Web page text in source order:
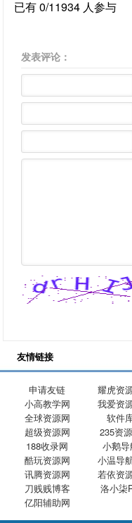
已有 0/11934 人参与
发表评论：
友情链接
申请友链 耀虎资
小高教学网
我爱资
全球资源网
软件
超级资源网
235资
188收录网
小鹅导
酷玩资源网
小温导
讯腾资源网
若依资
刀贱贱博客
洛小柒
亿阳辅助网